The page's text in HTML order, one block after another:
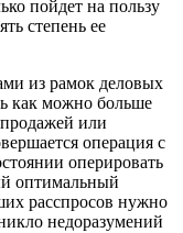
пойдет на пользу
степень ее
из рамок деловых
как можно больше
продажей или
операция с
оперировать
оптимальный
расспросов нужно
недоразумений